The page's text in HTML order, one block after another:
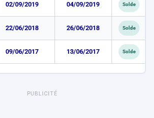
02/09/2019 04/09/2019 Solde
22/06/2018 26/06/2018 Solde
09/06/2017 13/06/2017 Solde
PUBLICITÉ